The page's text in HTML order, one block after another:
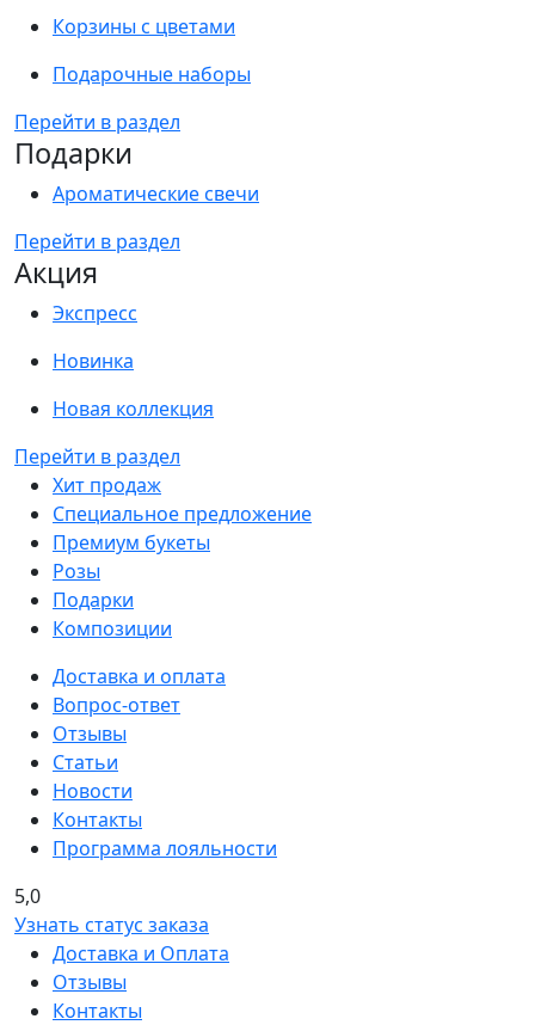
Корзины с цветами
Подарочные наборы
Перейти в раздел
Подарки
Ароматические свечи
Перейти в раздел
Акция
Экспресс
Новинка
Новая коллекция
Перейти в раздел
Хит продаж
Специальное предложение
Премиум букеты
Розы
Подарки
Композиции
Доставка и оплата
Вопрос-ответ
Отзывы
Статьи
Новости
Контакты
Программа лояльности
5,0
Узнать статус заказа
Доставка и Оплата
Отзывы
Контакты